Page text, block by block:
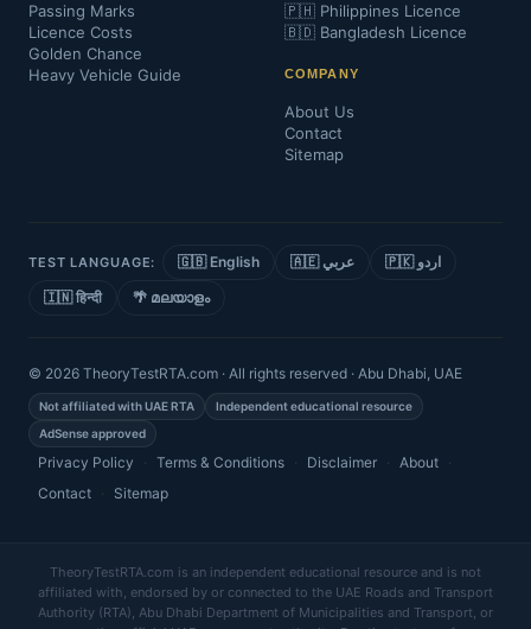
Passing Marks
Licence Costs
Golden Chance
Heavy Vehicle Guide
🇵🇭 Philippines Licence
🇧🇩 Bangladesh Licence
COMPANY
About Us
Contact
Sitemap
TEST LANGUAGE: 🇬🇧 English 🇦🇪 عربي
🇵🇰 اردو
🇮🇳 हिन्दी
🌴 മലയാളം
© 2026 TheoryTestRTA.com · All rights reserved · Abu Dhabi, UAE
Not affiliated with UAE RTA
Independent educational resource
AdSense approved
Privacy Policy · Terms & Conditions · Disclaimer · About ·
Contact · Sitemap
TheoryTestRTA.com is an independent educational resource and is not
affiliated with, endorsed by or connected to the UAE Roads and Transport
Authority (RTA), Abu Dhabi Department of Municipalities and Transport, or